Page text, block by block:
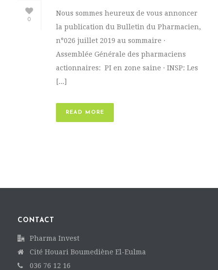
0
Nous sommes heureux de vous annoncer
la publication du Bulletin du Pharmacien,
n°026 juillet 2019 au sommaire ·
Assemblée Générale des pharmaciens
actionnaires: PI en zone saine · INSP: Les
[...]
READ MORE
CONTACT
Pharma Invest
Cité Houari Boumediène El-Eulma
036 76 12 16